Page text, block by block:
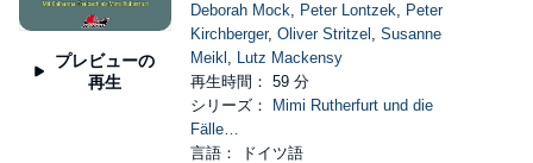
プレビューの
再生
Deborah Mock, Peter Lontzek, Peter
Kirchberger, Oliver Stritzel , Susanne
Meikl , Lutz Mackensy
再生時間： 59 分
シリーズ：
Mimi Rutherfurt und die
Fälle…
言語： ドイツ語